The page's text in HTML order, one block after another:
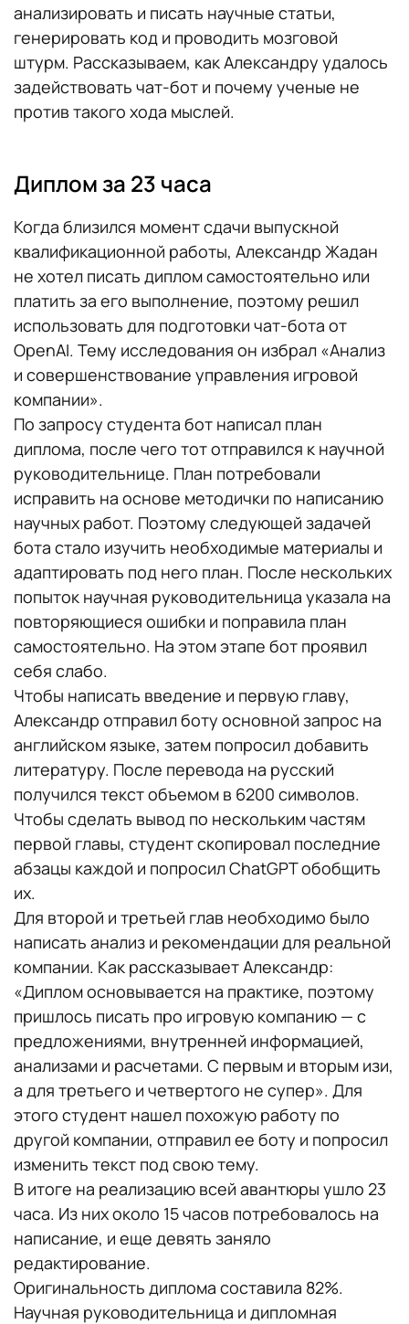
анализировать и писать научные статьи,
генерировать код и проводить мозговой
штурм. Рассказываем, как Александру удалось
задействовать чат-бот и почему ученые не
против такого хода мыслей.
Диплом за 23 часа
Когда близился момент сдачи выпускной
квалификационной работы, Александр Жадан
не хотел писать диплом самостоятельно или
платить за его выполнение, поэтому решил
использовать для подготовки чат-бота от
OpenAI. Тему исследования он избрал «Анализ
и совершенствование управления игровой
компании».
По запросу студента бот написал план
диплома, после чего тот отправился к научной
руководительнице. План потребовали
исправить на основе методички по написанию
научных работ. Поэтому следующей задачей
бота стало изучить необходимые материалы и
адаптировать под него план. После нескольких
попыток научная руководительница указала на
повторяющиеся ошибки и поправила план
самостоятельно. На этом этапе бот проявил
себя слабо.
Чтобы написать введение и первую главу,
Александр отправил боту основной запрос на
английском языке, затем попросил добавить
литературу. После перевода на русский
получился текст объемом в 6200 символов.
Чтобы сделать вывод по нескольким частям
первой главы, студент скопировал последние
абзацы каждой и попросил ChatGPT обобщить
их.
Для второй и третьей глав необходимо было
написать анализ и рекомендации для реальной
компании. Как рассказывает Александр:
«Диплом основывается на практике, поэтому
пришлось писать про игровую компанию — с
предложениями, внутренней информацией,
анализами и расчетами. С первым и вторым изи,
а для третьего и четвертого не супер». Для
этого студент нашел похожую работу по
другой компании, отправил ее боту и попросил
изменить текст под свою тему.
В итоге на реализацию всей авантюры ушло 23
часа. Из них около 15 часов потребовалось на
написание, и еще девять заняло
редактирование.
Оригинальность диплома составила 82%.
Научная руководительница и дипломная